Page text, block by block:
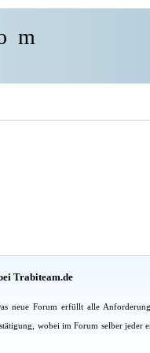
Trabiteam.de
neue Forum erfüllt alle
wobei im Forum selber jeder